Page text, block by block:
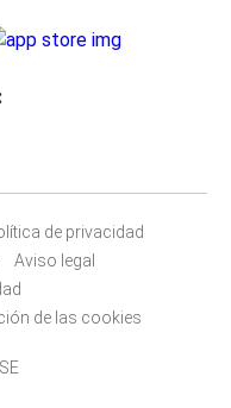
de privacidad
Aviso legal
de las cookies